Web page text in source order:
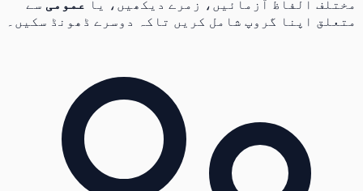
مختلف الفاظ آزمائیں، زمرے دیکھیں، یا عمومیسے
متعلق اپنا گروپ شامل کریں تاکہ دوسرے ڈھونڈ سکیں۔